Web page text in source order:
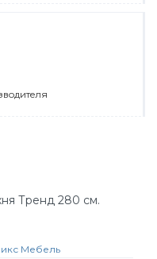
Тренд 280 см.
Мебель